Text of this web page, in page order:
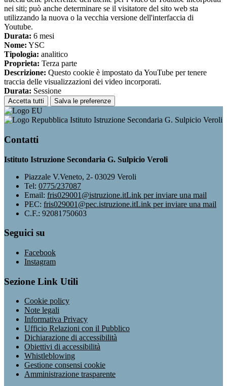
nei siti; può anche determinare se il visitatore del sito web sta
utilizzando la nuova o la vecchia versione dell'interfaccia di
Youtube.
Durata: 6 mesi
Nome: YSC
Tipologia: analitico
Proprieta: Terza parte
Descrizione: Questo cookie è impostato da YouTube per tenere
traccia delle visualizzazioni dei video incorporati.
Durata: Sessione
Accetta tutti Salva le preferenze
Istituto Istruzione Secondaria G. Sulpicio Veroli
Contatti
Istituto Istruzione Secondaria G. Sulpicio Veroli
Piazzale V.Veneto, 2- 03029 Veroli
Tel: 0775/237087
Email: fris029001@istruzione.itLink per inviare una mail
PEC: fris029001@pec.istruzione.itLink per inviare una mail
C.F.: 92081750603
Seguici su
Facebook
Instagram
Sezione Link Utili
Cookie policy
Note legali
Informativa Privacy
Ufficio Relazioni con il Pubblico
Dichiarazione di accessibilità
Obiettivi di accessibilità
Whistleblowing
Gestione consensi cookie
Amministrazione trasparente